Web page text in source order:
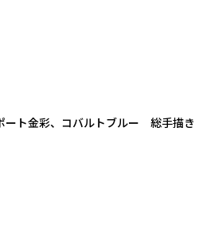
ート金彩、コバルトブルー 総手描